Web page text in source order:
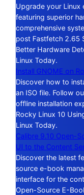
Upgrade your Linux
featuring superior
comprehensive
post Fastfetch 2.65
Better Hardware
Linux Today.
Install GNOME on
Discover how to
an ISO file. Follow
offline installation
Rocky Linux 10
Linux Today.
Calibre 9.10 Open-
UI to the Content
Discover the latest
source e-book
interface for the
Open-Source E-